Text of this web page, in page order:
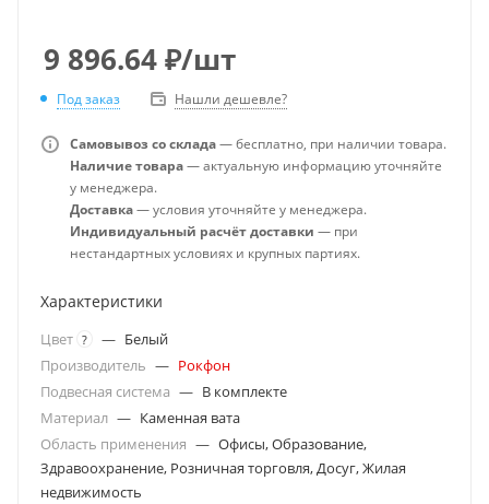
9 896.64₽/шт
Под заказ Нашли дешевле?
Самовывоз со склада— бесплатно, при наличии товара.
Наличие товара— актуальную информацию уточняйте
у менеджера.
Доставка— условия уточняйте у менеджера.
Индивидуальный расчёт доставки — при
нестандартных условиях и крупных партиях.
Характеристики
Цвет ? — Белый
Производитель — Рокфон
Подвесная система — В комплекте
Материал — Каменная вата
Область применения — Офисы, Образование,
Здравоохранение, Розничная торговля, Досуг, Жилая
недвижимость